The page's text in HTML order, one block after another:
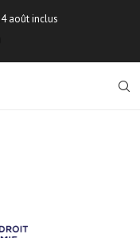
août inclus